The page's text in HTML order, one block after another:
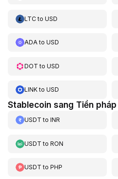
LTCto USD
ADAto USD
DOT to USD
LINKto USD
Stablecoin sang Tiền
USDT to INR
USDT to RON
USDT to PHP